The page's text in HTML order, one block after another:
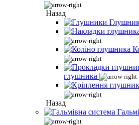
Назад
глушника
Назад